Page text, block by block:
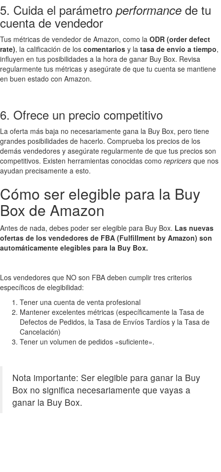
5. Cuida el parámetro performance de tu
cuenta de vendedor
Tus métricas de vendedor de Amazon, como la ODR (order defect
rate), la calificación de los comentarios y la tasa de envío a tiempo,
influyen en tus posibilidades a la hora de ganar Buy Box. Revisa
regularmente tus métricas y asegúrate de que tu cuenta se mantiene
en buen estado con Amazon.
6. Ofrece un precio competitivo
La oferta más baja no necesariamente gana la Buy Box, pero tiene
grandes posibilidades de hacerlo. Comprueba los precios de los
demás vendedores y asegúrate regularmente de que tus precios son
competitivos. Existen herramientas conocidas como repricers que nos
ayudan precisamente a esto.
Cómo ser elegible para la Buy
Box de Amazon
Antes de nada, debes poder ser elegible para Buy Box. Las nuevas
ofertas de los vendedores de FBA (Fulfillment by Amazon) son
automáticamente elegibles para la Buy Box.
Los vendedores que NO son FBA deben cumplir tres criterios
específicos de elegibilidad:
Tener una cuenta de venta profesional
Mantener excelentes métricas (específicamente la Tasa de
Defectos de Pedidos, la Tasa de Envíos Tardíos y la Tasa de
Cancelación)
Tener un volumen de pedidos «suficiente».
Nota importante: Ser elegible para ganar la Buy
Box no significa necesariamente que vayas a
ganar la Buy Box.